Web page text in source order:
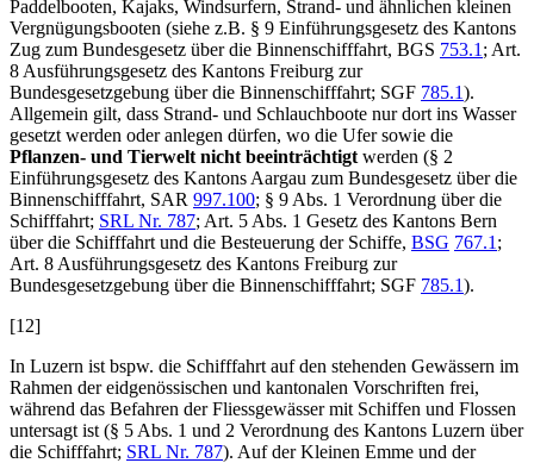
Paddelbooten, Kajaks, Windsurfern, Strand- und ähnlichen kleinen
Vergnügungsbooten (siehe z.B. § 9 Einführungsgesetz des Kantons
Zug zum Bundesgesetz über die Binnenschifffahrt, BGS 753.1; Art.
8 Ausführungsgesetz des Kantons Freiburg zur
Bundesgesetzgebung über die Binnenschifffahrt; SGF 785.1).
Allgemein gilt, dass Strand- und Schlauchboote nur dort ins Wasser
gesetzt werden oder anlegen dürfen, wo die Ufer sowie die
Pflanzen- und Tierwelt nicht beeinträchtigtwerden (§ 2
Einführungsgesetz des Kantons Aargau zum Bundesgesetz über die
Binnenschifffahrt, SAR 997.100; § 9 Abs. 1 Verordnung über die
Schifffahrt; SRL Nr. 787; Art. 5 Abs. 1 Gesetz des Kantons Bern
über die Schifffahrt und die Besteuerung der Schiffe, BSG 767.1;
Art. 8 Ausführungsgesetz des Kantons Freiburg zur
Bundesgesetzgebung über die Binnenschifffahrt; SGF 785.1).
[12]
In Luzern ist bspw. die Schifffahrt auf den stehenden Gewässern im
Rahmen der eidgenössischen und kantonalen Vorschriften frei,
während das Befahren der Fliessgewässer mit Schiffen und Flossen
untersagt ist (§ 5 Abs. 1 und 2 Verordnung des Kantons Luzern über
die Schifffahrt; SRL Nr. 787). Auf der Kleinen Emme und der